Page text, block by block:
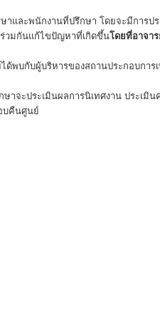
าและพนักงานที่ปรึกษา โดยจะมีการป
วมกันแก้ไขปัญหาที่เกิดขึ้นโดยที่อาจา
ด้พบกับผู้บริหารของสถานประกอบการ
ษาจะประเมินผลการนิเทศงาน ประเ
บคืนศูนย์